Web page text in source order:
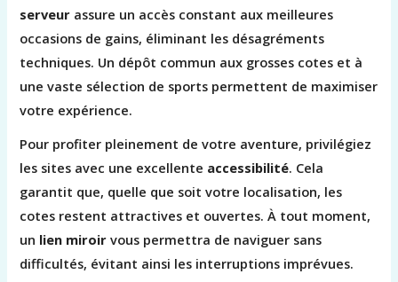
serveur assure un accès constant aux meilleures
occasions de gains, éliminant les désagréments
techniques. Un dépôt commun aux grosses cotes et à
une vaste sélection de sports permettent de maximiser
votre expérience.
Pour profiter pleinement de votre aventure, privilégiez
les sites avec une excellente accessibilité. Cela
garantit que, quelle que soit votre localisation, les
cotes restent attractives et ouvertes. À tout moment,
un lien miroir vous permettra de naviguer sans
difficultés, évitant ainsi les interruptions imprévues.